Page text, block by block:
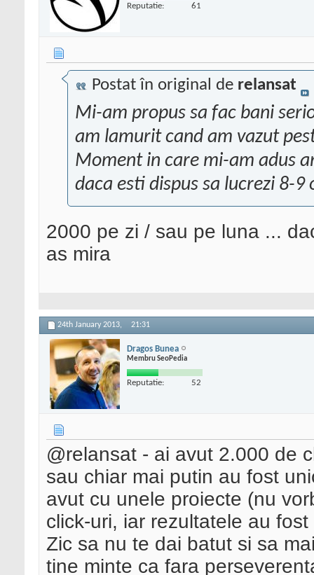
Reputatie: 61
Postat în original de relansat
Mi-am propus sa fac bani
am lamurit cand am vazut
Moment in care mi-am adus
daca esti dispus sa lucrezi 8-
2000 pe zi / sau pe luna ...
as mira
24th January 2013, 21:31
Dragos Bunea
Membru SeoPedia
Reputatie: 52
@relansat - ai avut 2.000 de
sau chiar mai putin au fost
avut cu unele proiecte (nu
click-uri, iar rezultatele au
Zic sa nu te dai batut si sa
tine minte ca fara